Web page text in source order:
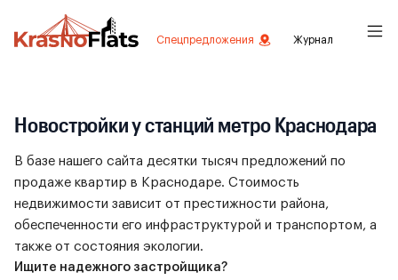
Спецпредложения Журнал
Новостройки у станций метро Краснодара
В базе нашего сайта десятки тысяч предложений по
продаже квартир в Краснодаре. Стоимость
недвижимости зависит от престижности района,
обеспеченности его инфраструктурой и транспортом, а
также от состояния экологии.
Ищите надежного застройщика?